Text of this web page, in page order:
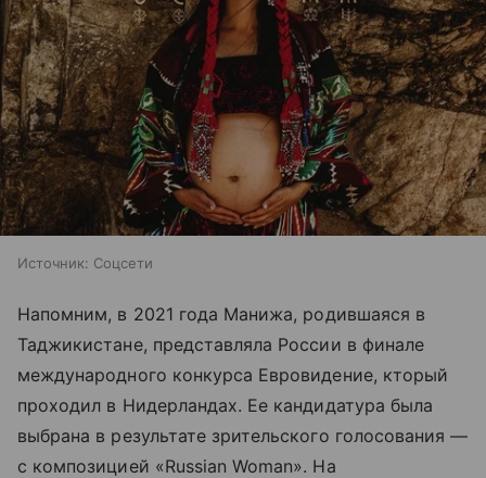
Источник: Соцсети
Напомним, в 2021 года Манижа, родившаяся в
Таджикистане, представляла России в финале
международного конкурса Евровидение, кторый
проходил в Нидерландах. Ее кандидатура была
выбрана в результате зрительского голосования —
с композицией «Russian Woman». На